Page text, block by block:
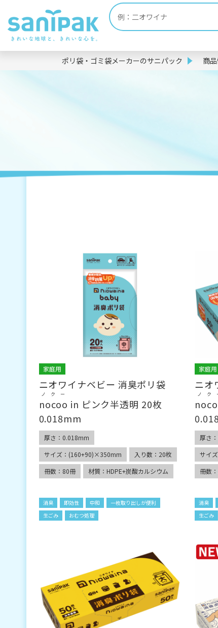
ポリ袋・ゴミ袋メーカーのサニパック 商
家庭用
ニオワイナベビー 消臭ポリ袋
nocoo
ノクー
in ピンク半透明 20枚
0.018mm
厚さ：0.018mm
サイズ：(160+90)×350mm
入り数：20枚
冊数：80冊
材質：HDPE+炭酸カルシウム
消臭 即効性 中和
一枚取り出しが便利
生ごみ
おむつ処理
家庭用
ニオ
ノク
厚さ
サイ
冊数
消臭
生ごみ